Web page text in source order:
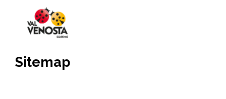
Sitemap